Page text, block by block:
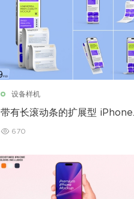
设备样机
带有长滚动条的扩展型 iPhone
670